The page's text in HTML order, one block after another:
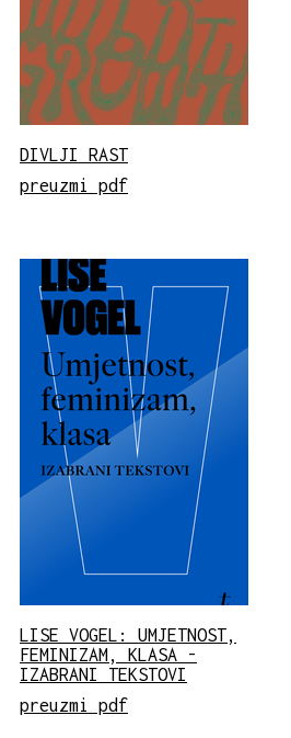
DIVLJI RAST
preuzmi pdf
LISE VOGEL: UMJETNOST,
FEMINIZAM, KLASA -
IZABRANI TEKSTOVI
preuzmi pdf